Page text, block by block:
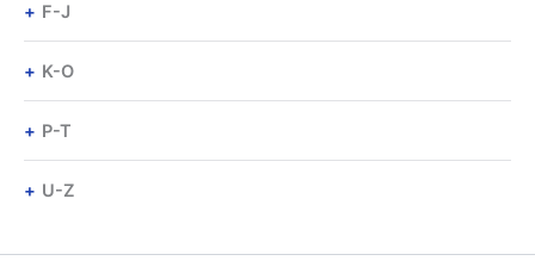
F-J
K-O
P-T
U-Z